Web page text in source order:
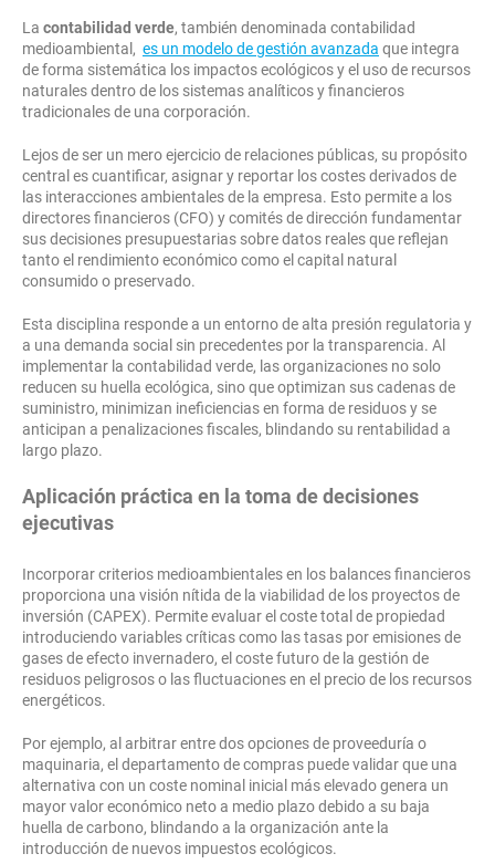
La contabilidad verde, también denominada contabilidad
medioambiental, es un modelo de gestión avanzada que integra
de forma sistemática los impactos ecológicos y el uso de recursos
naturales dentro de los sistemas analíticos y financieros
tradicionales de una corporación.
Lejos de ser un mero ejercicio de relaciones públicas, su propósito
central es cuantificar, asignar y reportar los costes derivados de
las interacciones ambientales de la empresa. Esto permite a los
directores financieros (CFO) y comités de dirección fundamentar
sus decisiones presupuestarias sobre datos reales que reflejan
tanto el rendimiento económico como el capital natural
consumido o preservado.
Esta disciplina responde a un entorno de alta presión regulatoria y
a una demanda social sin precedentes por la transparencia. Al
implementar la contabilidad verde, las organizaciones no solo
reducen su huella ecológica, sino que optimizan sus cadenas de
suministro, minimizan ineficiencias en forma de residuos y se
anticipan a penalizaciones fiscales, blindando su rentabilidad a
largo plazo.
Aplicación práctica en la toma de decisiones
ejecutivas
Incorporar criterios medioambientales en los balances financieros
proporciona una visión nítida de la viabilidad de los proyectos de
inversión (CAPEX). Permite evaluar el coste total de propiedad
introduciendo variables críticas como las tasas por emisiones de
gases de efecto invernadero, el coste futuro de la gestión de
residuos peligrosos o las fluctuaciones en el precio de los recursos
energéticos.
Por ejemplo, al arbitrar entre dos opciones de proveeduría o
maquinaria, el departamento de compras puede validar que una
alternativa con un coste nominal inicial más elevado genera un
mayor valor económico neto a medio plazo debido a su baja
huella de carbono, blindando a la organización ante la
introducción de nuevos impuestos ecológicos.